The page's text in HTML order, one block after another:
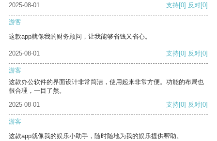
2025-08-01
支持[0] 反对[0]
游客
这款app就像我的财务顾问，让我能够省钱又省心。
2025-08-01 支持[0] 反对[0]
游客
这款办公软件的界面设计非常简洁，使用起来非常方便。功能的布局也
很合理，一目了然。
2025-08-01
支持[0] 反对[0]
游客
这款app就像我的娱乐小助手，随时随地为我的娱乐提供帮助。